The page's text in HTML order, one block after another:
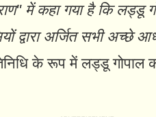
में कहा गया है कि लड्डू
द्वारा अर्जित सभी अच्छे
के रूप में लड्डू